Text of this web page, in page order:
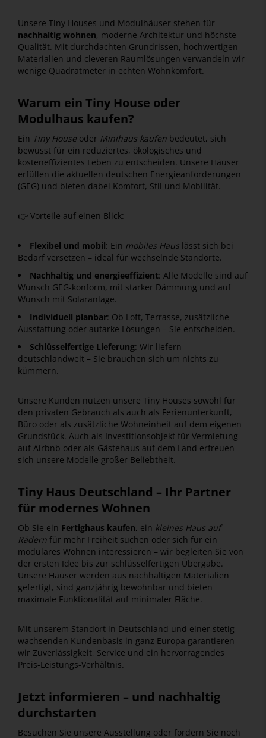
Unsere Tiny Houses und Modulhäuser stehen für
nachhaltig wohnen, moderne Architektur und höchste
Qualität. Mit durchdachten Grundrissen, hochwertigen
Materialien und cleveren Raumlösungen verwandeln wir
wenige Quadratmeter in echten Wohnkomfort.
Warum ein Tiny House oder
Modulhaus kaufen?
Ein Tiny House oder Minihaus kaufen bedeutet, sich
bewusst für ein reduziertes, ökologisches und
kosteneffizientes Leben zu entscheiden. Unsere Häuser
erfüllen die aktuellen deutschen Energieanforderungen
(GEG) und bieten dabei Komfort, Stil und Mobilität.
👉 Vorteile auf einen Blick:
Flexibel und mobil: Ein mobiles Haus lässt sich bei
Bedarf versetzen – ideal für wechselnde Standorte.
Nachhaltig und energieeffizient: Alle Modelle sind auf
Wunsch GEG-konform, mit starker Dämmung und auf
Wunsch mit Solaranlage.
Individuell planbar: Ob Loft, Terrasse, zusätzliche
Ausstattung oder autarke Lösungen – Sie entscheiden.
Schlüsselfertige Lieferung: Wir liefern
deutschlandweit – Sie brauchen sich um nichts zu
kümmern.
Unsere Kunden nutzen unsere Tiny Houses sowohl für
den privaten Gebrauch als auch als Ferienunterkunft,
Büro oder als zusätzliche Wohneinheit auf dem eigenen
Grundstück. Auch als Investitionsobjekt für Vermietung
auf Airbnb oder als Gästehaus auf dem Land erfreuen
sich unsere Modelle großer Beliebtheit.
Tiny Haus Deutschland – Ihr Partner
für modernes Wohnen
Ob Sie ein Fertighaus kaufen, ein kleines Haus auf
Rädern für mehr Freiheit suchen oder sich für ein
modulares Wohnen interessieren – wir begleiten Sie von
der ersten Idee bis zur schlüsselfertigen Übergabe.
Unsere Häuser werden aus nachhaltigen Materialien
gefertigt, sind ganzjährig bewohnbar und bieten
maximale Funktionalität auf minimaler Fläche.
Mit unserem Standort in Deutschland und einer stetig
wachsenden Kundenbasis in ganz Europa garantieren
wir Zuverlässigkeit, Service und ein hervorragendes
Preis-Leistungs-Verhältnis.
Jetzt informieren – und nachhaltig
durchstarten
Besuchen Sie unsere Ausstellung oder fordern Sie noch